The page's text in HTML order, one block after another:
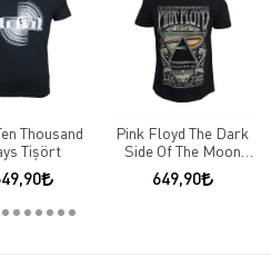
Thousand
Tişört
Pink Floyd The Dark
Side Of The Moon
Concert 1973 Tişört
649,90